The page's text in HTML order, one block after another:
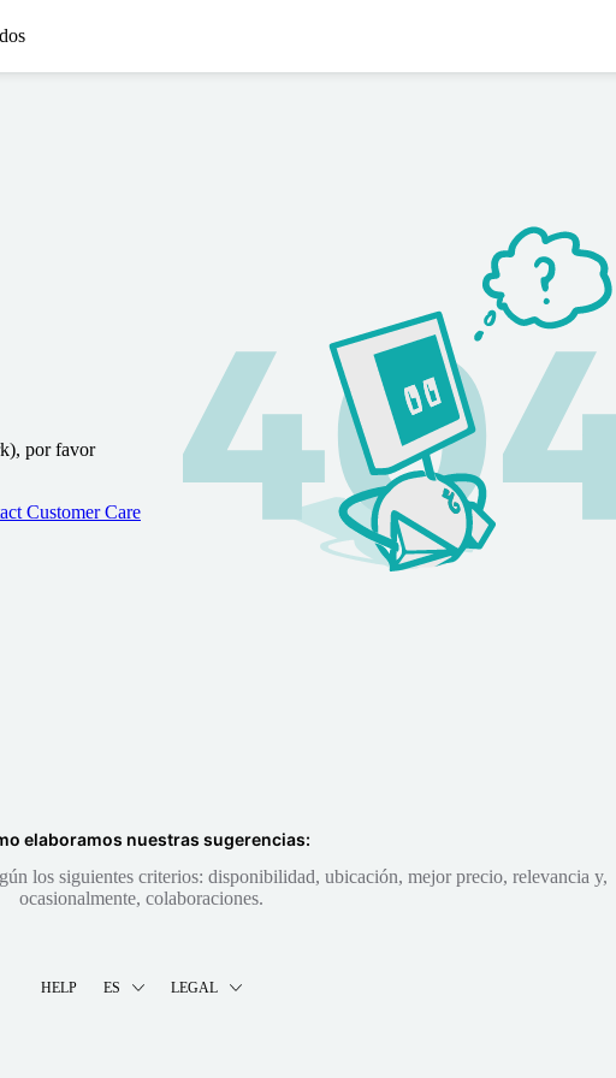
por favor
Customer Care
elaboramos nuestras sugerencias:
los siguientes criterios: disponibilidad, ubicación, mejor precio, relevancia y,
ocasionalmente, colaboraciones.
HELP ES LEGAL